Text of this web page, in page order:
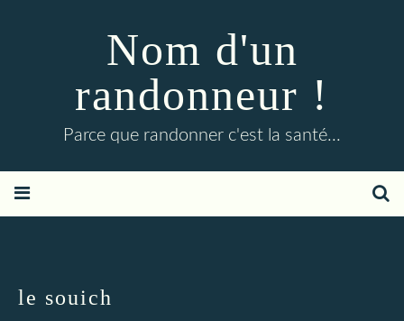
Nom d'un
randonneur !
Parce que randonner c'est la santé...
le souich